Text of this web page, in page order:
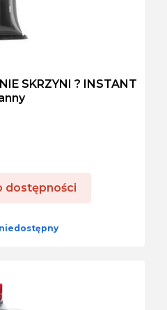
? INSTANT
dostępności